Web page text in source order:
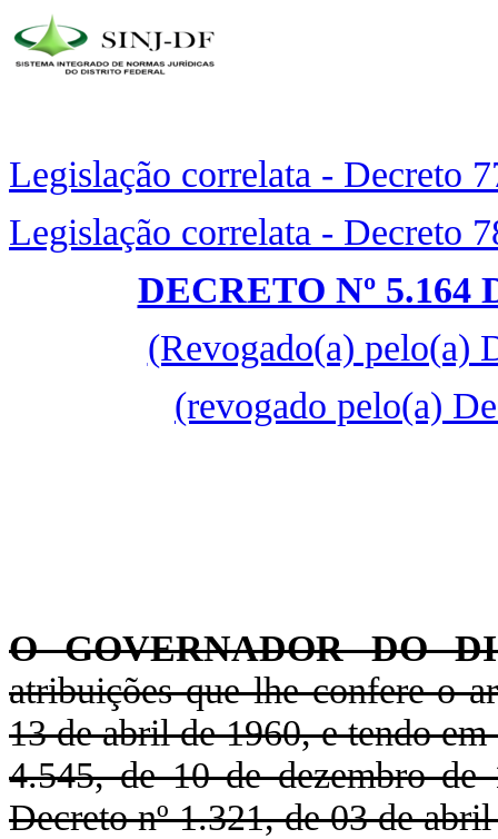
Legislação correlata - Decreto
Legislação correlata - Decreto
DECRETO Nº 5.164
(Revogado(a) pelo(a)
(revogado pelo(a)
O GOVERNADOR DO
atribuições que lhe confere o
13 de abril de 1960, e tendo
4.545, de 10 de dezembro
Decreto nº 1.321, de 03 de